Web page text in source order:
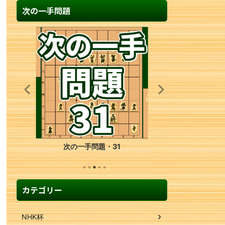
次の一手問題
次の一手問題・31
カテゴリー
NHK杯